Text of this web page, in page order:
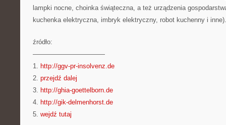
lampki nocne, choinka świąteczna, a też urządzenia
kuchenka elektryczna, imbryk elektryczny, robot kuchenny i inne).
źródło:
———————————
1. http://ggv-pr-insolvenz.de
2. przejdź dalej
3. http://ghia-goettelborn.de
4. http://gik-delmenhorst.de
5. wejdź tutaj